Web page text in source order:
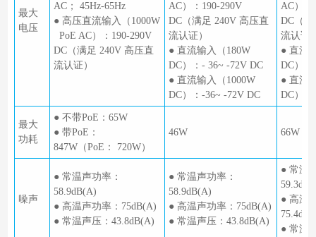
最大
电压
AC； 45Hz-65Hz
● 高压直流输入（1000W
PoE AC）：190-290V
DC（满足 240V 高压直
流认证）
AC）：190-290V
DC（满足 240V 高压直
流认证）
● 直流输入（180W
DC）：- 36~ -72V DC
● 直流输入（1000W
DC）：-36~ -72V DC
AC）：
DC（
流认证
● 直流
DC）：
● 直流
DC）：
最大
功耗
● 不带PoE：65W
● 带PoE：
847W（PoE： 720W）
46W 66W
噪声
● 常温声功率：
58.9dB(A)
● 高温声功率：75dB(A)
● 常温声压：43.8dB(A)
● 常温声功率：
58.9dB(A)
● 高温声功率：75dB(A)
● 常温声压：43.8dB(A)
● 常温
● 高温
● 常温